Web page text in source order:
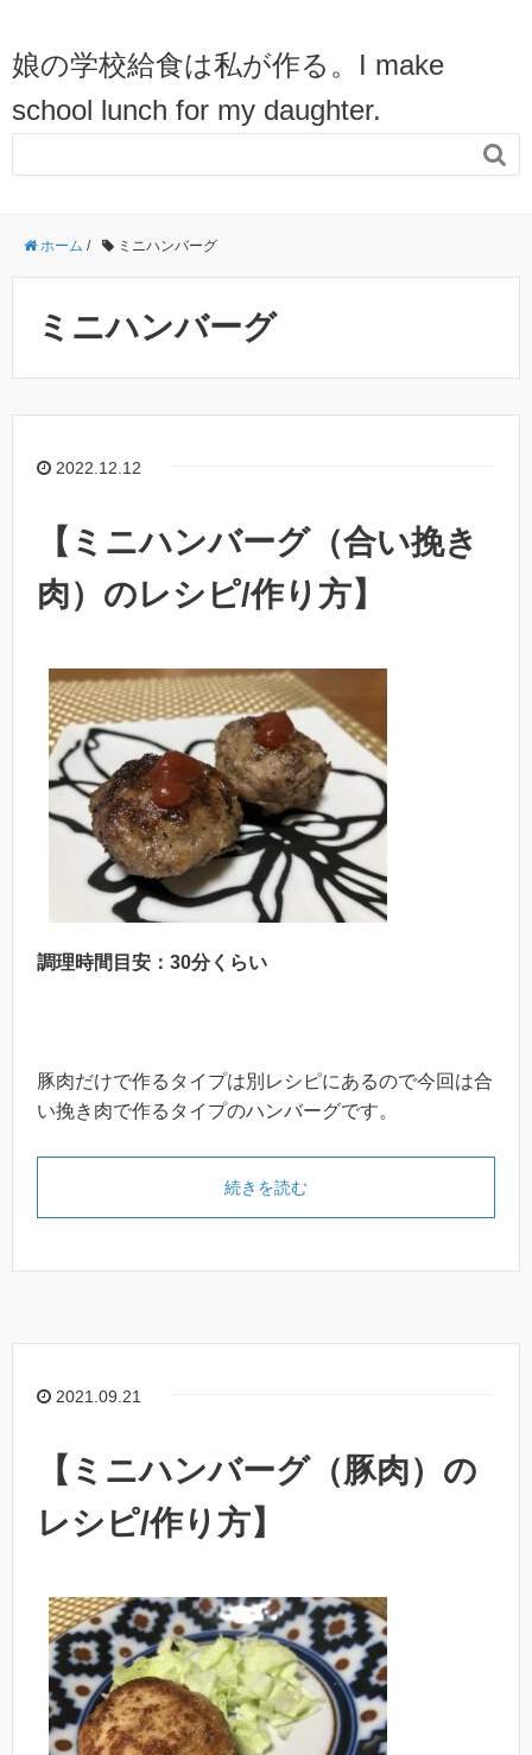
娘の学校給食は私が作る。I make
school lunch for my daughter.

ホーム / ミニハンバーグ
ミニハンバーグ
2022.12.12
【ミニハンバーグ（合い挽き
肉）のレシピ/作り方】
調理時間目安：30分くらい
豚肉だけで作るタイプは別レシピにあるので今回は合
い挽き肉で作るタイプのハンバーグです。
続きを読む
2021.09.21
【ミニハンバーグ（豚肉）の
レシピ/作り方】